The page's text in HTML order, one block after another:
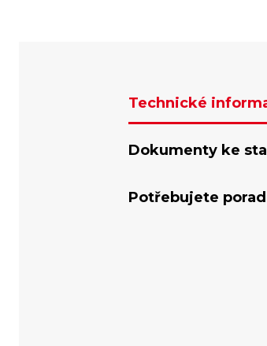
Technické
Dokumenty ke
Potřebujete